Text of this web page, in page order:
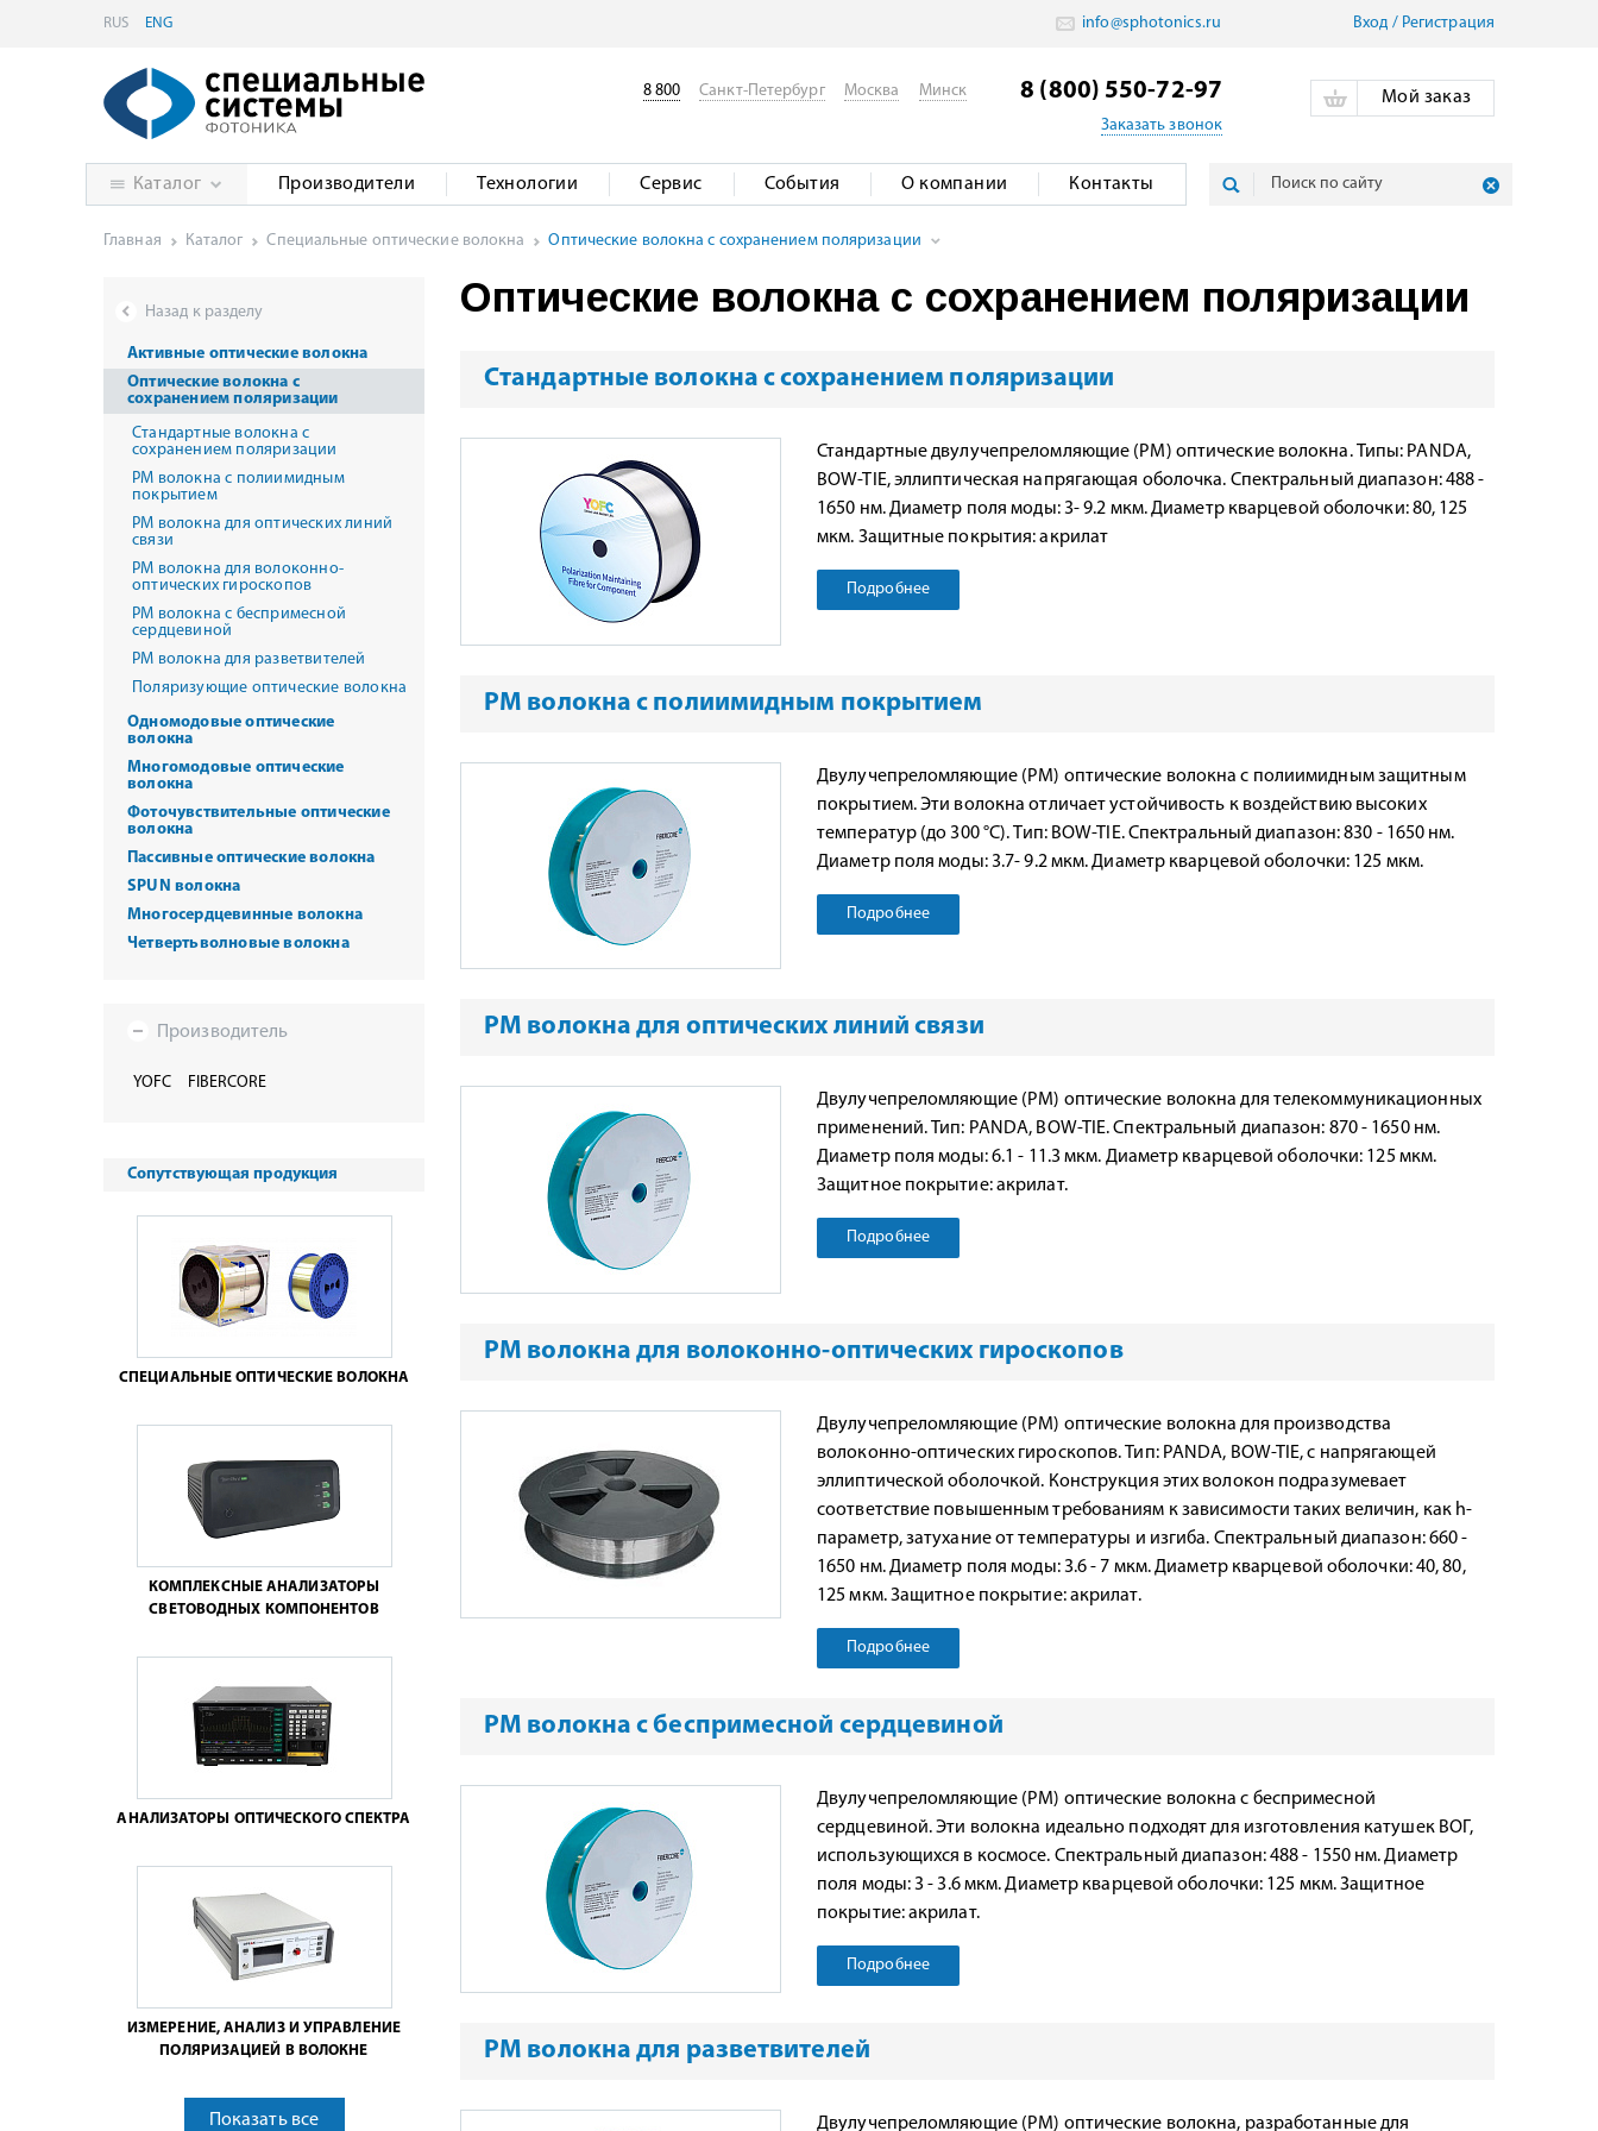
Главная Каталог Специальные оптические волокна Оптические волокна с сохранением поляризации
Оптические волокна с сохранением поляризации
Стандартные волокна с сохранением поляризации
Стандартные двулучепреломляющие (PM) оптические волокна. Типы: PANDA,
BOW-TIE, эллиптическая напрягающая оболочка. Спектральный диапазон: 488 -
1650 нм. Диаметр поля моды: 3- 9.2 мкм. Диаметр кварцевой оболочки: 80, 125
мкм. Защитные покрытия: акрилат
Подробнее
PM волокна с полиимидным покрытием
Двулучепреломляющие (PM) оптические волокна с полиимидным защитным
покрытием. Эти волокна отличает устойчивость к воздействию высоких
температур (до 300 °С). Тип: BOW-TIE. Спектральный диапазон: 830 - 1650 нм.
Диаметр поля моды: 3.7- 9.2 мкм. Диаметр кварцевой оболочки: 125 мкм.
Подробнее
PM волокна для оптических линий связи
Двулучепреломляющие (PM) оптические волокна для телекоммуникационных
применений. Тип: PANDA, BOW-TIE. Спектральный диапазон: 870 - 1650 нм.
Диаметр поля моды: 6.1 - 11.3 мкм. Диаметр кварцевой оболочки: 125 мкм.
Защитное покрытие: акрилат.
Подробнее
PM волокна для волоконно-оптических гироскопов
Двулучепреломляющие (PM) оптические волокна для производства
волоконно-оптических гироскопов. Тип: PANDA, BOW-TIE, с напрягающей
эллиптической оболочкой. Конструкция этих волокон подразумевает
соответствие повышенным требованиям к зависимости таких величин, как h-
параметр, затухание от температуры и изгиба. Спектральный диапазон: 660 -
1650 нм. Диаметр поля моды: 3.6 - 7 мкм. Диаметр кварцевой оболочки: 40, 80,
125 мкм. Защитное покрытие: акрилат.
Подробнее
PM волокна с беспримесной сердцевиной
Двулучепреломляющие (PM) оптические волокна с беспримесной
сердцевиной. Эти волокна идеально подходят для изготовления катушек ВОГ,
использующихся в космосе. Спектральный диапазон: 488 - 1550 нм. Диаметр
поля моды: 3 - 3.6 мкм. Диаметр кварцевой оболочки: 125 мкм. Защитное
покрытие: акрилат.
Подробнее
PM волокна для разветвителей
Двулучепреломляющие (PM) оптические волокна, разработанные для
Назад к разделу
Активные оптические волокна
Оптические волокна с
сохранением поляризации
Стандартные волокна с
сохранением поляризации
PM волокна с полиимидным
покрытием
PM волокна для оптических линий
связи
PM волокна для волоконно-
оптических гироскопов
PM волокна с беспримесной
сердцевиной
PM волокна для разветвителей
Поляризующие оптические волокна
Одномодовые оптические
волокна
Многомодовые оптические
волокна
Фоточувствительные оптические
волокна
Пассивные оптические волокна
SPUN волокна
Многосердцевинные волокна
Четвертьволновые волокна
Производитель
YOFC FIBERCORE
Сопутствующая продукция
СПЕЦИАЛЬНЫЕ ОПТИЧЕСКИЕ ВОЛОКНА
КОМПЛЕКСНЫЕ АНАЛИЗАТОРЫ
СВЕТОВОДНЫХ КОМПОНЕНТОВ
АНАЛИЗАТОРЫ ОПТИЧЕСКОГО СПЕКТРА
ИЗМЕРЕНИЕ, АНАЛИЗ И УПРАВЛЕНИЕ
ПОЛЯРИЗАЦИЕЙ В ВОЛОКНЕ
Показать все
Вход / Pегистрация
info@sphotonics.ru
RUS ENG
Мой заказ
8 800 Санкт-Петербург Москва Минск 8 (800) 550-72-97
Заказать звонок
Каталог Производители Технологии Сервис События О компании Контакты